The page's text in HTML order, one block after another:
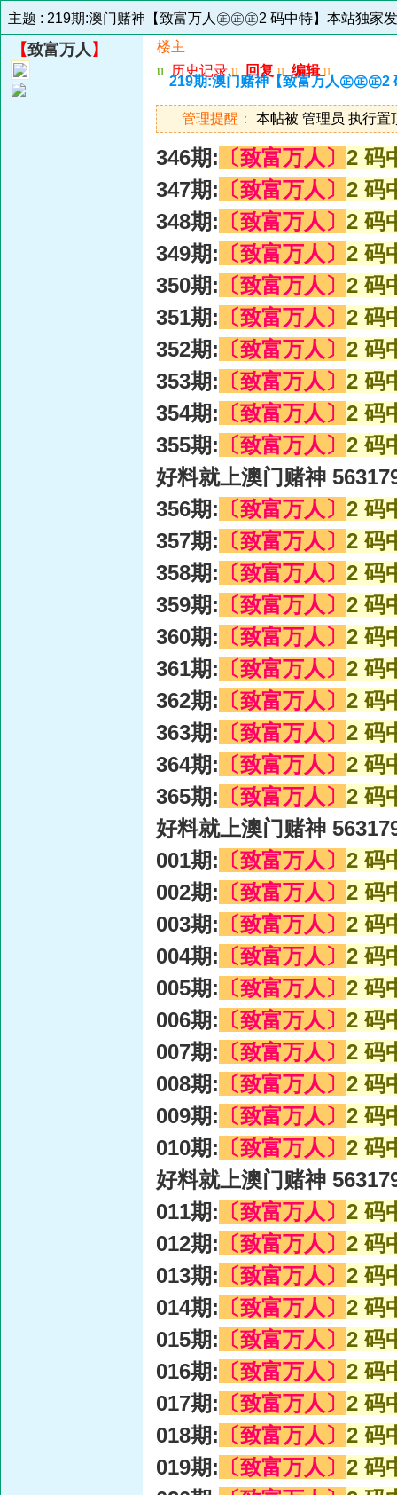
主题 : 219期:澳门赌神【致富万人㊣㊣㊣2 码中特】本站独家
【致富万人 】
楼主
u
历史记录 u 回复 u 编辑 u
219期:澳门赌神【致富万人㊣㊣㊣2
管理提醒： 本帖被 管理员 执行置
346期: 〔致富万人〕 2 码
347期: 〔致富万人〕 2 码
348期: 〔致富万人〕 2 码
349期: 〔致富万人〕 2 码
350期: 〔致富万人〕 2 码
351期: 〔致富万人〕 2 码
352期: 〔致富万人〕 2 码
353期: 〔致富万人〕 2 码
354期: 〔致富万人〕 2 码
355期: 〔致富万人〕 2 码
好料就上澳门赌神
356期: 〔致富万人〕 2 码
357期: 〔致富万人〕 2 码
358期: 〔致富万人〕 2 码
359期: 〔致富万人〕 2 码
360期: 〔致富万人〕 2 码
361期: 〔致富万人〕 2 码
362期: 〔致富万人〕 2 码
363期: 〔致富万人〕 2 码
364期: 〔致富万人〕 2 码
365期: 〔致富万人〕 2 码
好料就上澳门赌神
001期: 〔致富万人〕 2 码
002期: 〔致富万人〕 2 码
003期: 〔致富万人〕 2 码
004期: 〔致富万人〕 2 码
005期: 〔致富万人〕 2 码
006期: 〔致富万人〕 2 码
007期: 〔致富万人〕 2 码
008期: 〔致富万人〕 2 码
009期: 〔致富万人〕 2 码
010期: 〔致富万人〕 2 码
好料就上澳门赌神
011期: 〔致富万人〕 2 码
012期: 〔致富万人〕 2 码
013期: 〔致富万人〕 2 码
014期: 〔致富万人〕 2 码
015期: 〔致富万人〕 2 码
016期: 〔致富万人〕 2 码
017期: 〔致富万人〕 2 码
018期: 〔致富万人〕 2 码
019期: 〔致富万人〕 2 码